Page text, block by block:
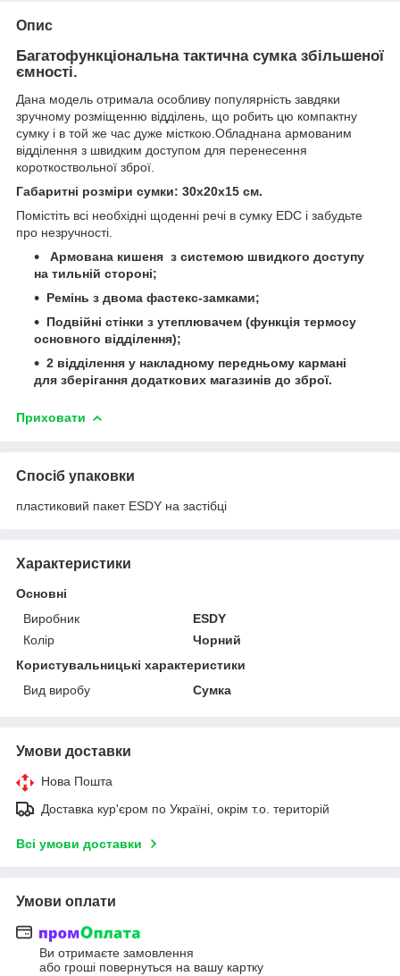
Опис
Багатофункціональна тактична сумка збільшеної
ємності.
Дана модель отримала особливу популярність завдяки
зручному розміщенню відділень, що робить цю компактну
сумку і в той же час дуже місткою.Обладнана армованим
відділення з швидким доступом для перенесення
короткоствольної зброї.
Габаритні розміри сумки: 30х20х15 см.
Помістіть всі необхідні щоденні речі в сумку EDC і забудьте
про незручності.
Армована кишеня з системою швидкого доступу
на тильній стороні;
Ремінь з двома фастекс-замками;
Подвійні стінки з утеплювачем (функція термосу
основного відділення);
2 відділення у накладному передньому кармані
для зберігання додаткових магазинів до зброї.
Приховати
Спосіб упаковки
пластиковий пакет ESDY на застібці
Характеристики
Основні
Виробник
ESDY
Колір
Чорний
Користувальницькі характеристики
Вид виробу
Сумка
Умови доставки
Нова Пошта
Доставка кур'єром по Україні, окрім т.о. територій
Всі умови доставки
Умови оплати
Ви отримаєте замовлення
або гроші повернуться на вашу картку